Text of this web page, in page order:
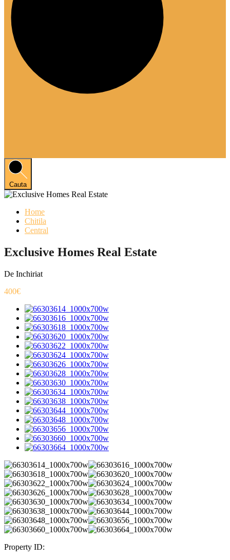
Cauta
Home
Chitila
Central
Exclusive Homes Real Estate
De Inchiriat
400€
Property ID: